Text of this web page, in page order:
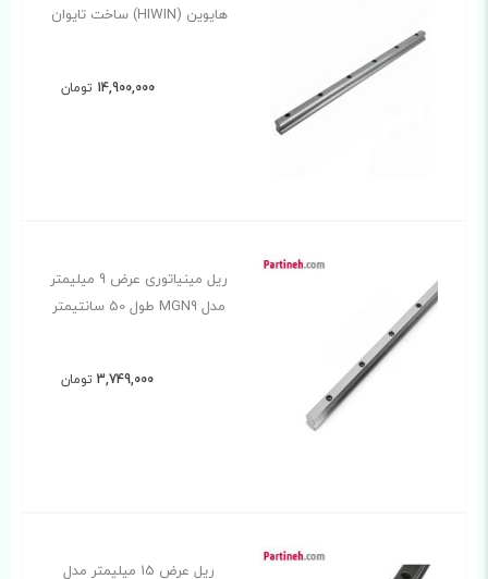
هایوین (HIWIN) ساخت تایوان
14,900,000 تومان
ریل مینیاتوری عرض 9 میلیمتر
مدل MGN9 طول 50 سانتیمتر
3,749,000 تومان
ریل عرض 15 میلیمتر مدل